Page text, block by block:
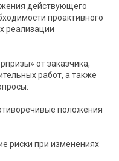
действующего
проактивного
реализации
от заказчика,
работ, а также
положения
риски при изменениях